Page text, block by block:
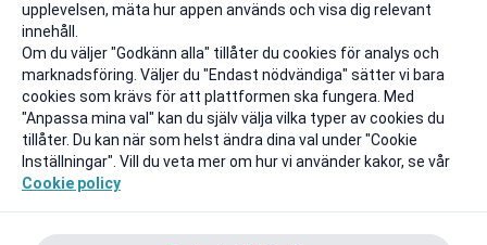
upplevelsen, mäta hur appen används och visa dig relevant
innehåll.
Om du väljer "Godkänn alla" tillåter du cookies för analys och
marknadsföring. Väljer du "Endast nödvändiga" sätter vi bara
cookies som krävs för att plattformen ska fungera. Med
"Anpassa mina val" kan du själv välja vilka typer av cookies du
tillåter. Du kan när som helst ändra dina val under "Cookie
Inställningar". Vill du veta mer om hur vi använder kakor, se vår
Cookie policy